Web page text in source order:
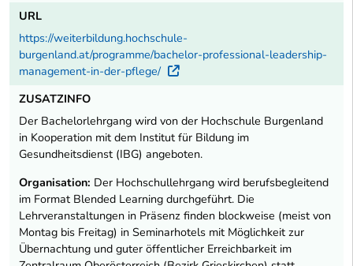
URL
https://weiterbildung.hochschule-
burgenland.at/programme/bachelor-professional-leadership-
management-in-der-pflege/
Externer Link
ZUSATZINFO
Der Bachelorlehrgang wird von der Hochschule Burgenland
in Kooperation mit dem Institut für Bildung im
Gesundheitsdienst (IBG) angeboten.
Organisation: Der Hochschullehrgang wird berufsbegleitend
im Format Blended Learning durchgeführt. Die
Lehrveranstaltungen in Präsenz finden blockweise (meist von
Montag bis Freitag) in Seminarhotels mit Möglichkeit zur
Übernachtung und guter öffentlicher Erreichbarkeit im